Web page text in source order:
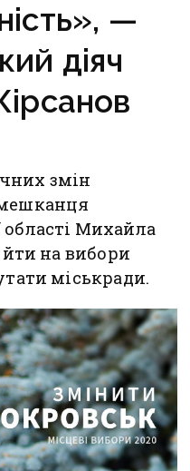
—
діяч
змін
Михайла
йти на вибори
міськради.